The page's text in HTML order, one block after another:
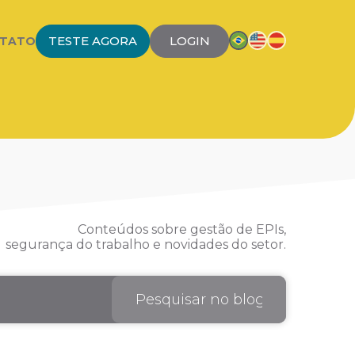
TESTE AGORA LOGIN
Conteúdos sobre gestão de EPIs,
segurança do trabalho e novidades do setor.